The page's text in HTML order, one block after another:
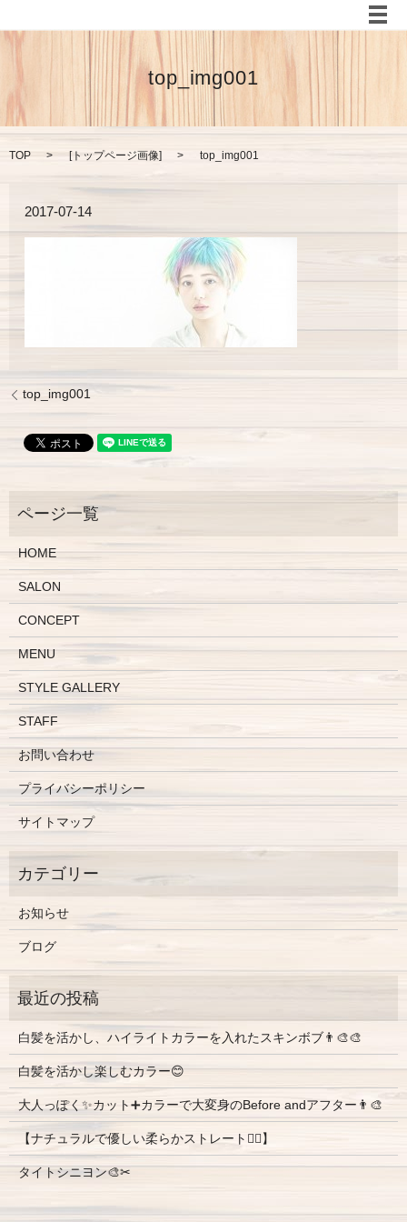
メ
top_img001
TOP [トップページ画像] top_img001
2017-07-14
top_img001
HOME
SALON
CONCEPT
MENU
STYLE GALLERY
STAFF
お問い合わせ
プライバシーポリシー
サイトマップ
お知らせ
ブログ
白髪を活かし、ハイライトカラーを入れたスキンボブ👨‍🎨🎨
白髪を活かし楽しむカラー😊
大人っぽく✨カット➕カラーで大変身のBefore andアフター👨‍🎨
【ナチュラルで優しい柔らかストレート💇‍♀️】
タイトシニヨン🎨✂︎